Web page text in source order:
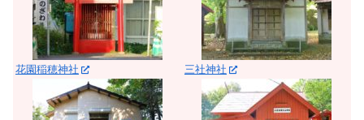
花園稲穂神社 三社神社